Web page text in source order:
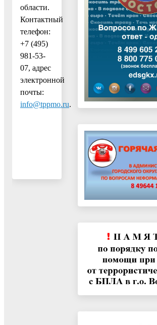
области.
Контактный
телефон:
+7 (495)
981-53-
07, адрес
электронной
почты:
info@tppmo.ru.